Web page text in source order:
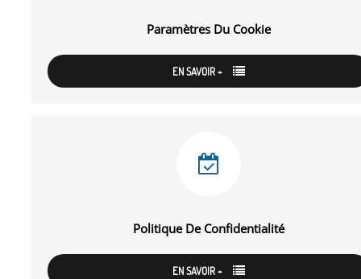
Paramètres Du Cookie
EN SAVOIR +
Politique De Confidentialité
EN SAVOIR +